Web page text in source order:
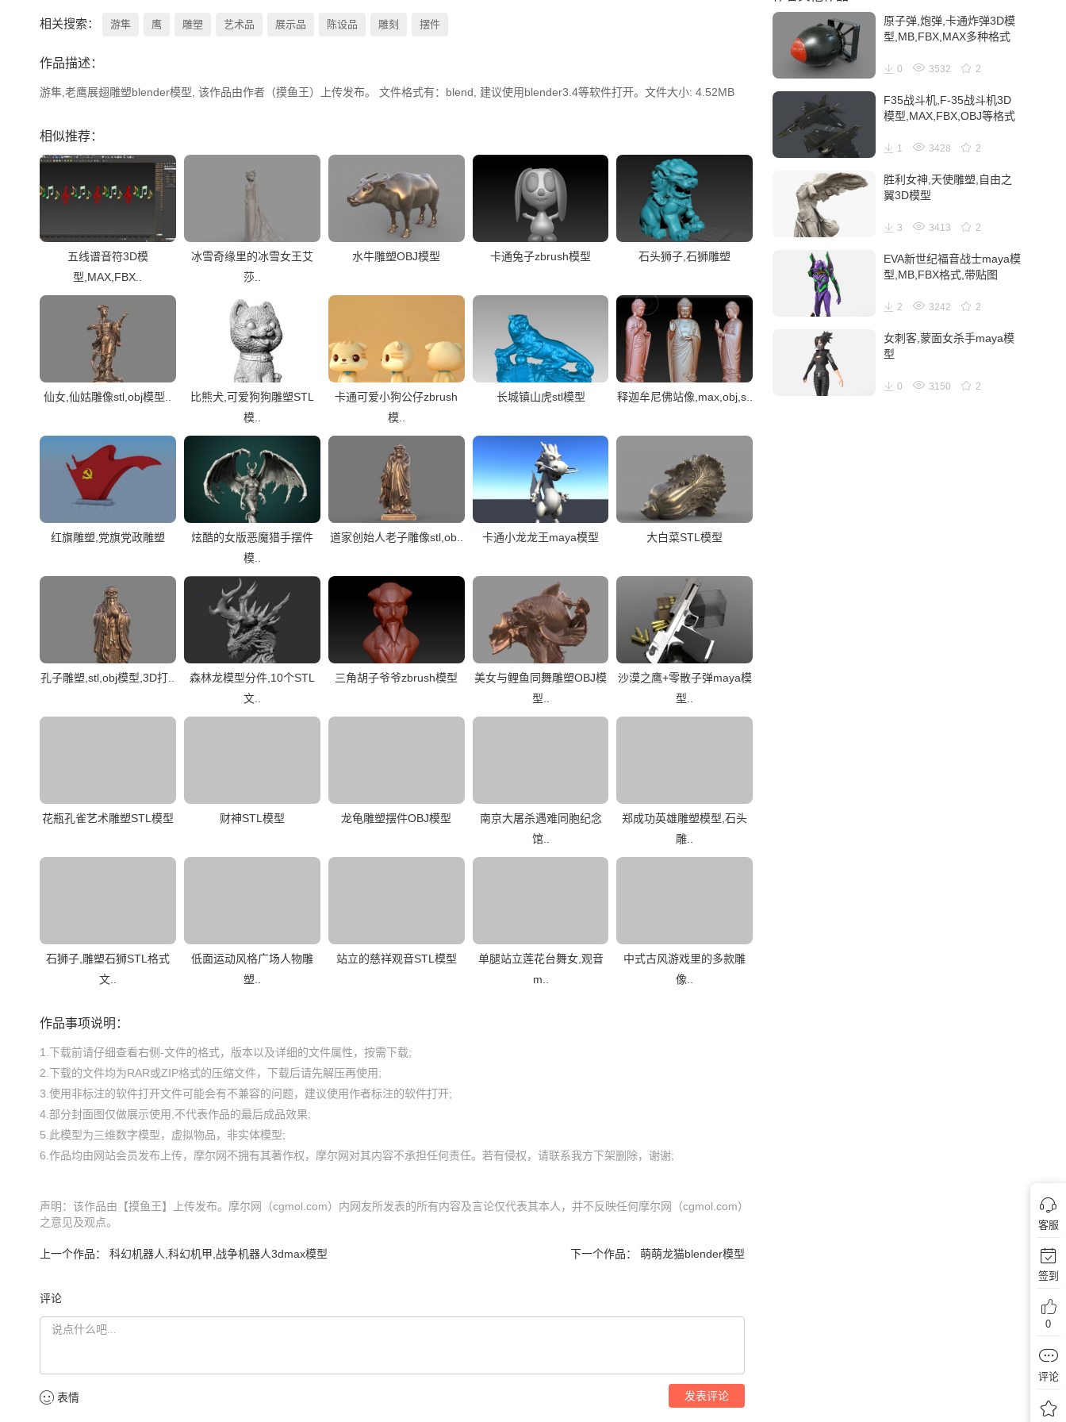
相关搜索： 游隼 鹰 雕塑 艺术品 展示品 陈设品 雕刻 摆件
作品描述：
游隼,老鹰展翅雕塑blender模型, 该作品由作者（摸鱼王）上传发布。 文件格式有：blend, 建议使用blender3.4等软件打开。文件大小: 4.52MB
相似推荐：
五线谱音符3D模
型,MAX,FBX..
冰雪奇缘里的冰雪女王艾
莎..
水牛雕塑OBJ模型 卡通兔子zbrush模型 石头狮子,石狮雕塑
仙女,仙姑雕像stl,obj模型..
比熊犬,可爱狗狗雕塑STL
模..
卡通可爱小狗公仔zbrush
模..
长城镇山虎stl模型 释迦牟尼佛站像,max,obj,s..
红旗雕塑,党旗党政雕塑
炫酷的女版恶魔猎手摆件
模..
道家创始人老子雕像stl,ob.. 卡通小龙龙王maya模型 大白菜STL模型
孔子雕塑,stl,obj模型,3D打..
森林龙模型分件,10个STL
文..
三角胡子爷爷zbrush模型
美女与鲤鱼同舞雕塑OBJ模
型..
沙漠之鹰+零散子弹maya模
型..
花瓶孔雀艺术雕塑STL模型 财神STL模型 龙龟雕塑摆件OBJ模型
南京大屠杀遇难同胞纪念
馆..
郑成功英雄雕塑模型,石头
雕..
石狮子,雕塑石狮STL格式
文..
低面运动风格广场人物雕
塑..
站立的慈祥观音STL模型
单腿站立莲花台舞女,观音
m..
中式古风游戏里的多款雕
像..
作品事项说明：
1.下载前请仔细查看右侧-文件的格式，版本以及详细的文件属性，按需下载;
2.下载的文件均为RAR或ZIP格式的压缩文件，下载后请先解压再使用;
3.使用非标注的软件打开文件可能会有不兼容的问题，建议使用作者标注的软件打开;
4.部分封面图仅做展示使用,不代表作品的最后成品效果;
5.此模型为三维数字模型，虚拟物品，非实体模型;
声明：该作品由【摸鱼王】上传发布。摩尔网（cgmol.com）内网友所发表的所有内容及言论仅代表其本人，并不反映任何摩尔网（cgmol.com）
之意见及观点。
上一个作品： 科幻机器人,科幻机甲,战争机器人3dmax模型 下一个作品： 萌萌龙猫blender模型
评论
发表评论
表情
原子弹,炮弹,卡通炸弹3D模
型,MB,FBX,MAX多种格式
0 3532 2
F35战斗机,F-35战斗机3D
模型,MAX,FBX,OBJ等格式
1 3428 2
胜利女神,天使雕塑,自由之
翼3D模型
3 3413 2
EVA新世纪福音战士maya模
型,MB,FBX格式,带贴图
2 3242 2
女刺客,蒙面女杀手maya模
型
0 3150 2
客服
签到
0
评论